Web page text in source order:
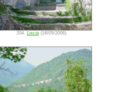
204. Liscia(18/05/2006)